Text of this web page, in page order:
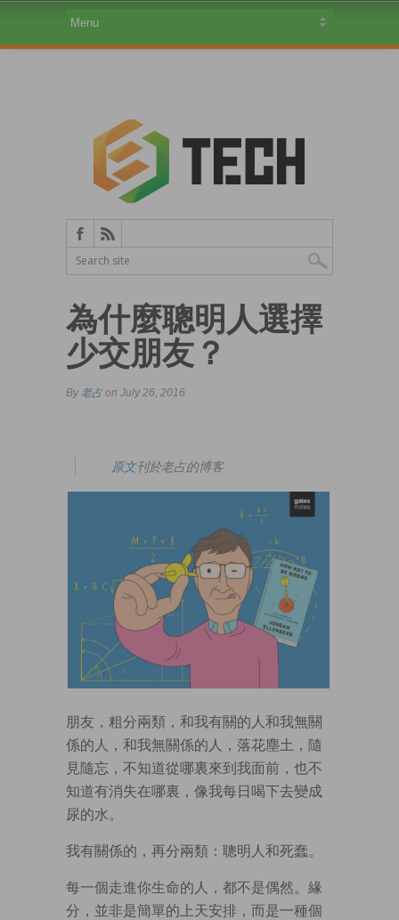
為什麼聰明人選擇
少交朋友？
By 老占 on July 26, 2016
原文刊於老占的博客
朋友，粗分兩類，和我有關的人和我無關
係的人，和我無關係的人，落花塵土，隨
見隨忘，不知道從哪裏來到我面前，也不
知道有消失在哪裏，像我每日喝下去變成
尿的水。
我有關係的，再分兩類：聰明人和死蠢。
每一個走進你生命的人，都不是偶然。緣
分，並非是簡單的上天安排，而是一種個